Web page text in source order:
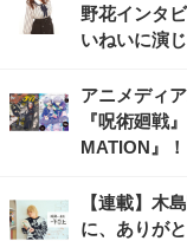
野花インタ
いねいに演じ
アニメディ
『呪術廻戦
MATION』！
【連載】木
に、ありがと